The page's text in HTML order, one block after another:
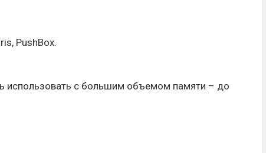
PushBox.
использовать с большим объемом памяти – до